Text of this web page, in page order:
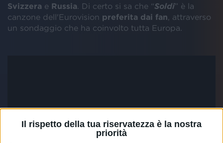
Il rispetto della tua riservatezza è la nostra
priorità
Svizzera e Russia . Di certo si sa che “Soldi” è la
canzone dell'Eurovision preferita dai fan , attraverso
un sondaggio che ha coinvolto tutta Europa.